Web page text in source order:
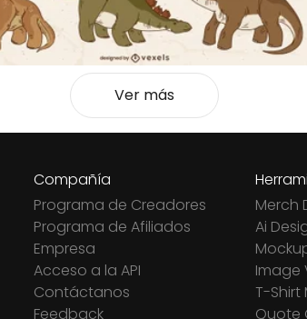
Ver más
Compañía
Programa de Creadores
Programa de Afiliados
Empresa
Acceso a la API
Contáctanos
Feedback
Merch
Ai
Image
T-Shirt
Quote